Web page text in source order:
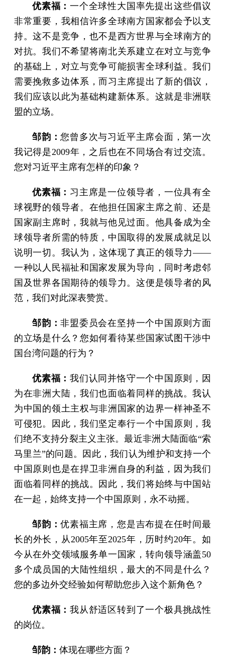
优素福：一个全球性大国率先提出这些倡议
非常重要，我相信许多全球南方国家都会予以支
持。这不是竞争，也不是西方世界与全球南方的
对抗。我们不希望将南北关系建立在对立与竞争
的基础上，对立与竞争可能损害全球利益。我们
需要挽救多边体系，而习主席提出了新的倡议，
我们应该以此为基础构建新体系。这就是非洲联
盟的立场。
邹韵：您曾多次与习近平主席会面，第一次
我记得是2009年，之后也在不同场合有过交流。
您对习近平主席有怎样的印象？
优素福： 习主席是一位领导者，一位具有全
球视野的领导者。在他担任国家主席之前、还是
国家副主席时，我就与他见过面。他具备成为全
球领导者所需的特质，中国取得的发展成就足以
说明一切。我认为，这体现了真正的领导力——
一种以人民福祉和国家发展为导向，同时考虑邻
国及世界各国期待的领导力。这便是领导者的风
范，我们对此深表赞赏。
邹韵：非盟委员会在坚持一个中国原则方面
的立场是什么？您如何看待某些国家试图干涉中
国台湾问题的行为？
优素福：我们认同并恪守一个中国原则，因
为在非洲大陆，我们也面临着同样的挑战。我认
为中国的领土主权与非洲国家的边界一样神圣不
可侵犯。因此，我们坚定奉行一个中国原则，我
们绝不支持分裂主义主张。最近非洲大陆面临“索
马里兰”的问题。因此，我们认为维护和支持一个
中国原则也是在捍卫非洲自身的利益，因为我们
面临着同样的挑战。因此，我们将始终与中国站
在一起，始终支持一个中国原则，永不动摇。
邹韵：优素福主席，您是吉布提在任时间最
长的外长，从2005年至2025年，历时约20年。如
今从在外交领域服务单一国家，转向领导涵盖50
多个成员国的大陆性组织，最大的不同是什么？
您的多边外交经验如何帮助您步入这个新角色？
优素福：我从舒适区转到了一个极具挑战性
的岗位。
邹韵： 体现在哪些方面？